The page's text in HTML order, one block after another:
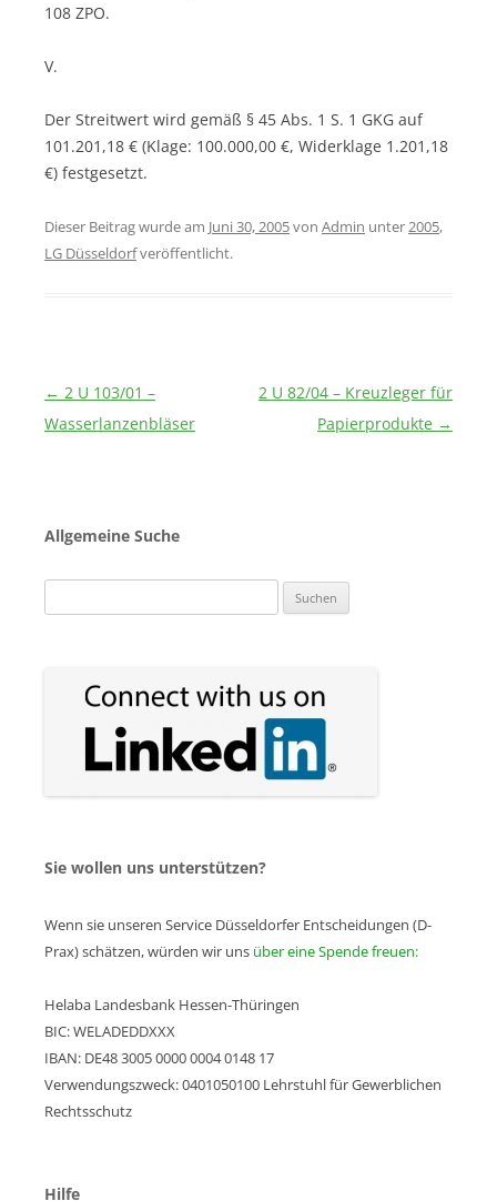
108 ZPO.
V.
Der Streitwert wird gemäß § 45 Abs. 1 S. 1 GKG auf
101.201,18 € (Klage: 100.000,00 €, Widerklage 1.201,18
€) festgesetzt.
Dieser Beitrag wurde am Juni 30, 2005von Admin unter 2005,
LG Düsseldorfveröffentlicht.
Beitragsnavigation
← 2 U 103/01 –
Wasserlanzenbläser
2 U 82/04 – Kreuzleger für
Papierprodukte →
Allgemeine Suche
nach:
Sie wollen uns unterstützen?
Wenn sie unseren Service Düsseldorfer Entscheidungen (D-
Prax) schätzen, würden wir uns über eine Spende freuen:
Helaba Landesbank Hessen-Thüringen
BIC: WELADEDDXXX
IBAN: DE48 3005 0000 0004 0148 17
Verwendungszweck: 0401050100 Lehrstuhl für Gewerblichen
Rechtsschutz
Hilfe